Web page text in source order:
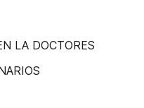
LA DOCTORES